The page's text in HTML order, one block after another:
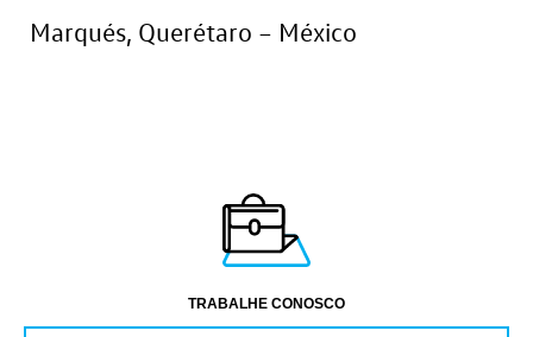
Marqués, Querétaro – México
TRABALHE CONOSCO